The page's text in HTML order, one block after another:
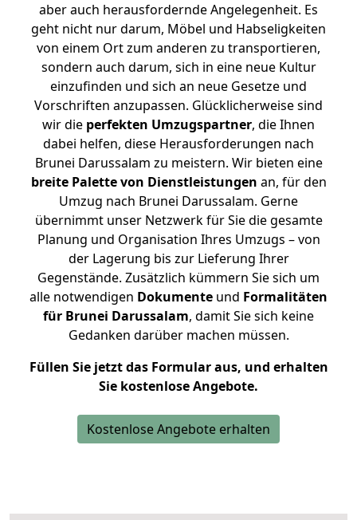
aber auch herausfordernde Angelegenheit. Es
geht nicht nur darum, Möbel und Habseligkeiten
von einem Ort zum anderen zu transportieren,
sondern auch darum, sich in eine neue Kultur
einzufinden und sich an neue Gesetze und
Vorschriften anzupassen. Glücklicherweise sind
wir die perfekten Umzugspartner, die Ihnen
dabei helfen, diese Herausforderungen nach
Brunei Darussalam zu meistern. Wir bieten eine
breite Palette von Dienstleistungen an, für den
Umzug nach Brunei Darussalam. Gerne
übernimmt unser Netzwerk für Sie die gesamte
Planung und Organisation Ihres Umzugs – von
der Lagerung bis zur Lieferung Ihrer
Gegenstände. Zusätzlich kümmern Sie sich um
alle notwendigen Dokumente und Formalitäten
für Brunei Darussalam, damit Sie sich keine
Gedanken darüber machen müssen.
Füllen Sie jetzt das Formular aus, und erhalten
Sie kostenlose Angebote.
Kostenlose Angebote erhalten